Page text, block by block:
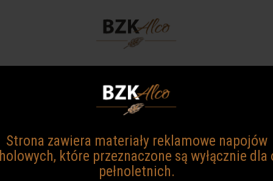
Strona zawiera materiały reklamowe napojów
które przeznaczone są wyłącznie dla
pełnoletnich.
o wyjątkowym smaku. Najlepszy wybór, kiedy poszukuje się
Wielokrotnie destylowana i filtrowana z najwyższej
40%.